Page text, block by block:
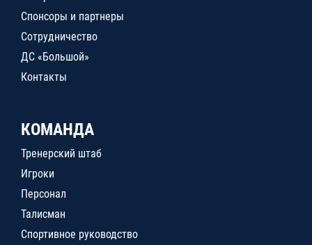
Спонсоры и партнеры
Сотрудничество
ДС «Большой»
Контакты
КОМАНДА
Тренерский штаб
Игроки
Персонал
Талисман
Спортивное руководство